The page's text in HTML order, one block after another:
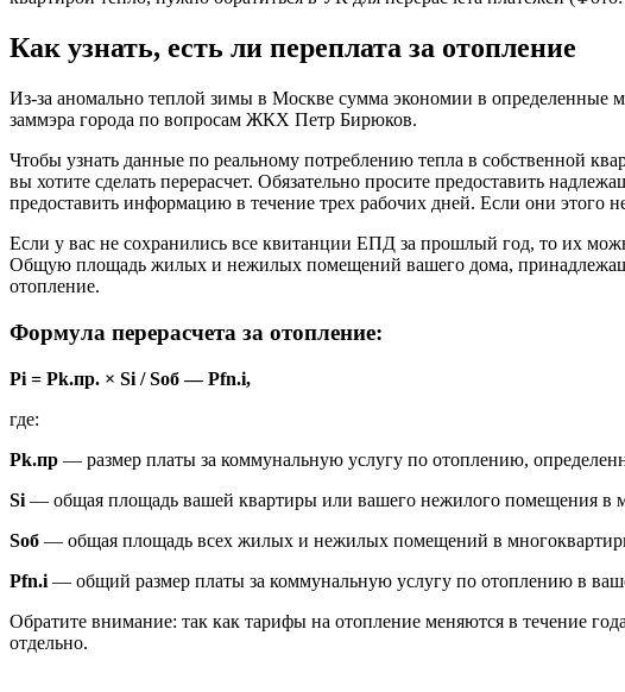
Как узнать, есть ли переплата за отопление
Из-за аномально теплой зимы в Москве сумма экономии в определенные
заммэра города по вопросам ЖКХ Петр Бирюков.
Чтобы узнать данные по реальному потреблению тепла в собственной
вы хотите сделать перерасчет. Обязательно просите предоставить
предоставить информацию в течение трех рабочих дней. Если они
Если у вас не сохранились все квитанции ЕПД за прошлый год, то их
Общую площадь жилых и нежилых помещений вашего дома,
отопление.
Формула перерасчета за отопление:
Pi = Pk.пр. × Si / Sоб — Pfn.i,
где:
Pk.пр — размер платы за коммунальную услугу по отоплению,
Si — общая площадь вашей квартиры или вашего нежилого помещения в
Sоб — общая площадь всех жилых и нежилых помещений в
Pfn.i — общий размер платы за коммунальную услугу по отоплению в
Обратите внимание: так как тарифы на отопление меняются в течение
отдельно.